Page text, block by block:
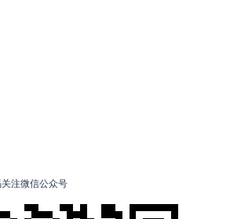
注微信公众号